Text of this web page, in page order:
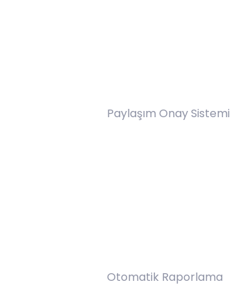
Paylaşım Onay Sistemi
Otomatik Raporlama